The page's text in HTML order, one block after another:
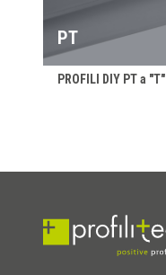
PT
PROFILI DIY PT a "T"